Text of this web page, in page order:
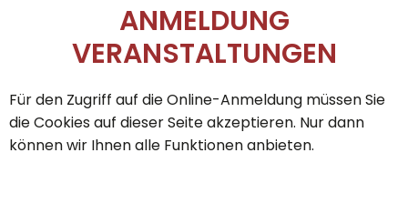
ANMELDUNG
VERANSTALTUNGEN
Für den Zugriff auf die Online-Anmeldung müssen Sie
die Cookies auf dieser Seite akzeptieren. Nur dann
können wir Ihnen alle Funktionen anbieten.